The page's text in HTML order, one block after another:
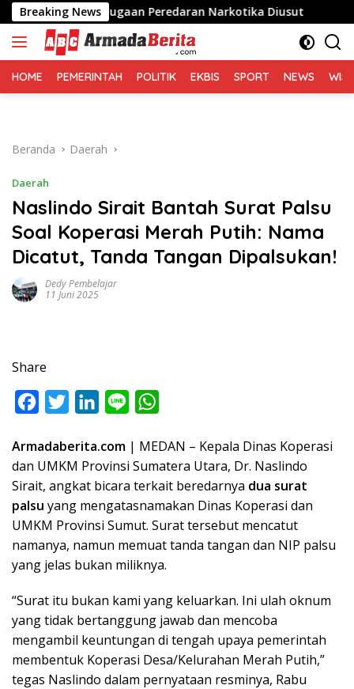
Langsung
ke
konten
Breaking News
Desak Dugaan Peredaran Narkotika Diusut Sofyan
HOME PEMERINTAH POLITIK EKBIS SPORT NEWS
Beranda Daerah
Daerah
Naslindo Sirait Bantah Surat Palsu
Soal Koperasi Merah Putih: Nama
Dicatut, Tanda Tangan Dipalsukan!
Dedy Pembelajar
11 Juni 2025
Share
c
e
b
o
o
k
i
t
t
e
r
n
k
d
I
n
e
a
t
A
p
p
Armadaberita.com | MEDAN – Kepala Dinas Koperasi
dan UMKM Provinsi Sumatera Utara, Dr. Naslindo
Sirait, angkat bicara terkait beredarnya dua surat
palsu yang mengatasnamakan Dinas Koperasi dan
UMKM Provinsi Sumut. Surat tersebut mencatut
namanya, namun memuat tanda tangan dan NIP palsu
yang jelas bukan miliknya.
“Surat itu bukan kami yang keluarkan. Ini ulah oknum
yang tidak bertanggung jawab dan mencoba
mengambil keuntungan di tengah upaya pemerintah
membentuk Koperasi Desa/Kelurahan Merah Putih,”
tegas Naslindo dalam pernyataan resminya, Rabu